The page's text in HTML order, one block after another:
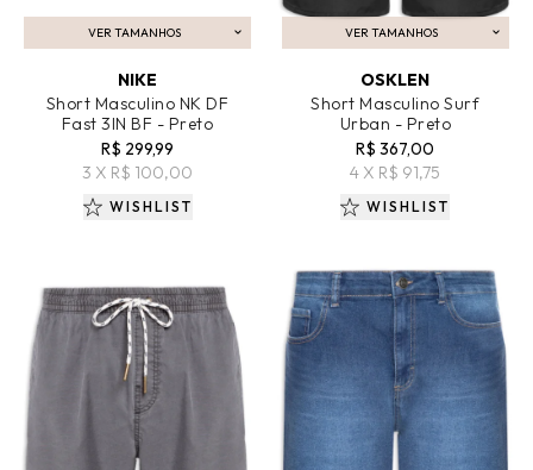
VER TAMANHOS
ADICIONAR AO CARRINHO
NIKE
Short Masculino NK DF
Fast 3IN BF - Preto
R$ 299,99
3 X R$ 100,00
WISHLIST
VER TAMANHOS
ADICIONAR AO CARRINHO
OSKLEN
Short Masculino Surf
Urban - Preto
R$ 367,00
4 X R$ 91,75
WISHLIST